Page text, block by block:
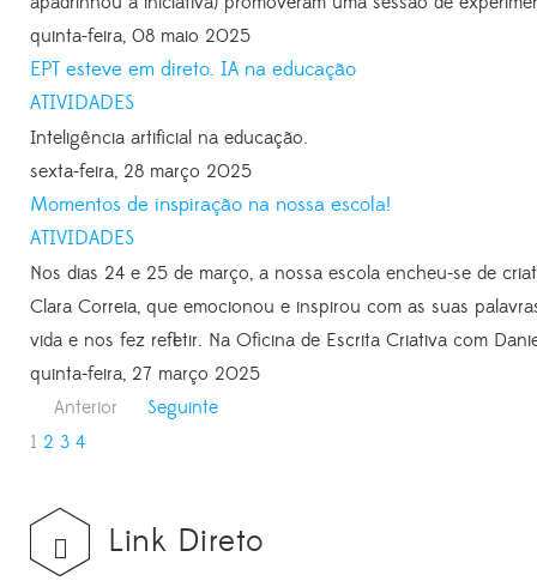
quinta-feira, 08 maio 2025
EPT esteve em direto. IA na educação
ATIVIDADES
Inteligência artificial na educação.
sexta-feira, 28 março 2025
Momentos de inspiração na nossa escola!
ATIVIDADES
Nos dias 24 e 25 de março, a nossa escola encheu-se de
Clara Correia, que emocionou e inspirou com as suas
vida e nos fez refletir. Na Oficina de Escrita Criativa com
quinta-feira, 27 março 2025
Anterior
Seguinte
1 2 3 4
Link Direto